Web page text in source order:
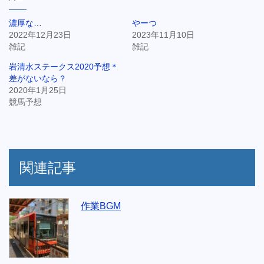
濃厚な…
2022年12月23日
雑記
やーつ
2023年11月10日
雑記
岩清水ステークス2020予想＊
差がないなら？
2020年1月25日
競馬予想
関連記事
作業BGM